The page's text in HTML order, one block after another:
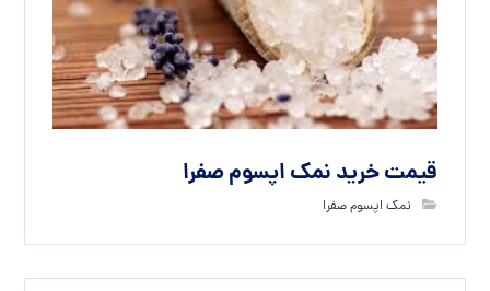
قیمت خرید نمک اپسوم صفرا
نمک اپسوم صفرا